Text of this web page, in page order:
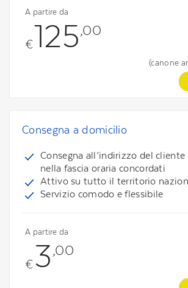
A partire da
€125,00
(canone
Consegna a domicilio
Consegna all’indirizzo del
nella fascia oraria concordati
Attivo su tutto il territorio
Servizio comodo e flessibile
A partire da
€ 3,00